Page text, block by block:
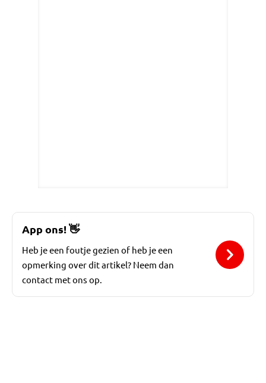
App ons!👋
Heb je een foutje gezien of heb je een
opmerking over dit artikel? Neem dan
contact met ons op.